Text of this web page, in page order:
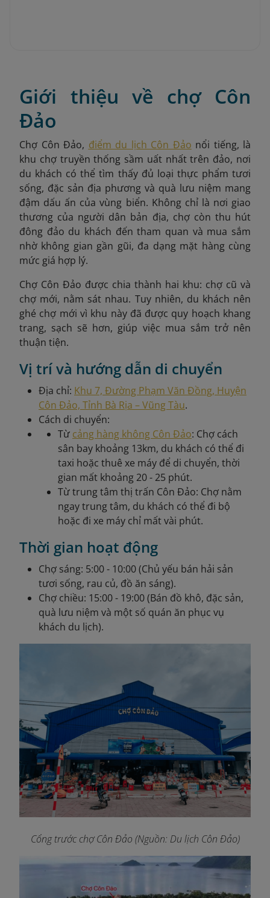
Giới thiệu về chợ Côn
Đảo
Chợ Côn Đảo, điểm du lịch Côn Đảo nổi tiếng, là
khu chợ truyền thống sầm uất nhất trên đảo, nơi
du khách có thể tìm thấy đủ loại thực phẩm tươi
sống, đặc sản địa phương và quà lưu niệm mang
đậm dấu ấn của vùng biển. Không chỉ là nơi giao
thương của người dân bản địa, chợ còn thu hút
đông đảo du khách đến tham quan và mua sắm
nhờ không gian gần gũi, đa dạng mặt hàng cùng
mức giá hợp lý.
Chợ Côn Đảo được chia thành hai khu: chợ cũ và
chợ mới, nằm sát nhau. Tuy nhiên, du khách nên
ghé chợ mới vì khu này đã được quy hoạch khang
trang, sạch sẽ hơn, giúp việc mua sắm trở nên
thuận tiện.
Vị trí và hướng dẫn di chuyển
Địa chỉ: Khu 7, Đường Phạm Văn Đồng, Huyện
Côn Đảo, Tỉnh Bà Rịa – Vũng Tàu.
Cách di chuyển:
Từ cảng hàng không Côn Đảo: Chợ cách
sân bay khoảng 13km, du khách có thể đi
taxi hoặc thuê xe máy để di chuyển, thời
gian mất khoảng 20 - 25 phút.
Từ trung tâm thị trấn Côn Đảo: Chợ nằm
ngay trung tâm, du khách có thể đi bộ
hoặc đi xe máy chỉ mất vài phút.
Thời gian hoạt động
Chợ sáng: 5:00 - 10:00 (Chủ yếu bán hải sản
tươi sống, rau củ, đồ ăn sáng).
Chợ chiều: 15:00 - 19:00 (Bán đồ khô, đặc sản,
quà lưu niệm và một số quán ăn phục vụ
khách du lịch).
Cổng trước chợ Côn Đảo (Nguồn: Du lịch Côn Đảo)